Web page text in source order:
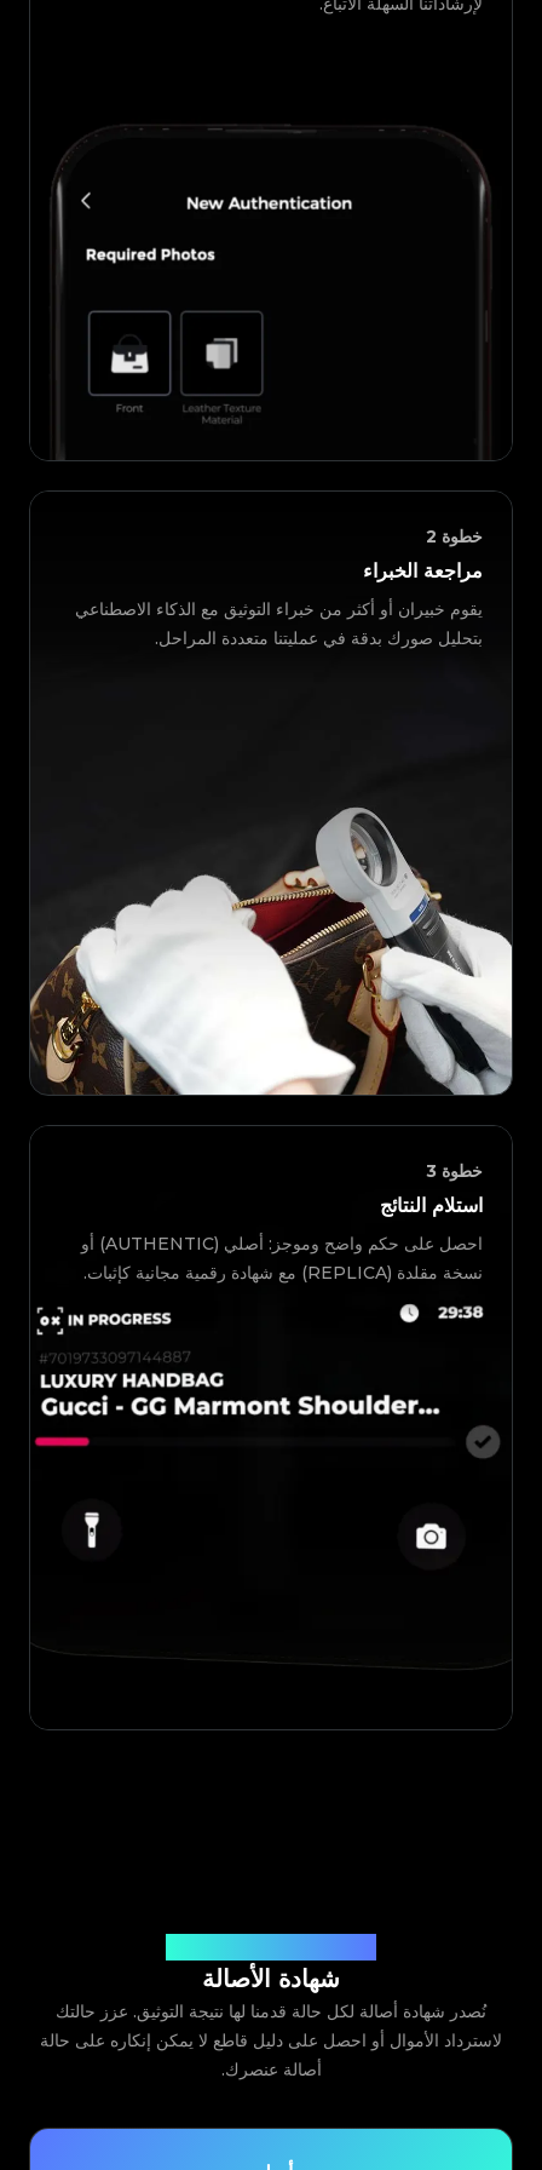
خطوة 2
مراجعة الخبراء
يقوم خبيران أو أكثر من خبراء التوثيق مع الذكاء الاصطناعي
بتحليل صورك بدقة في عمليتنا متعددة المراحل.
خطوة 3
استلام النتائج
احصل على حكم واضح وموجز: أصلي (AUTHENTIC) أو
نسخة مقلدة (REPLICA) مع شهادة رقمية مجانية كإثبات.
شهادة الأصالة
نُصدر شهادة أصالة لكل حالة قدمنا لها نتيجة التوثيق. عزز حالتك
لاسترداد الأموال أو احصل على دليل قاطع لا يمكن إنكاره على حالة
أصالة عنصرك.